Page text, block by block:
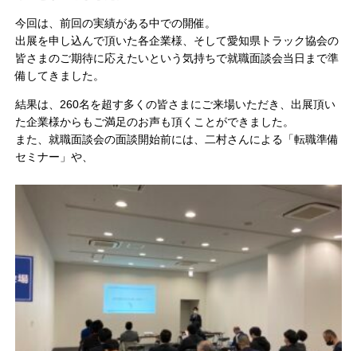
今回は、前回の実績がある中での開催。
出展を申し込んで頂いた各企業様、そして愛知県トラック協会の
皆さまのご期待に応えたいという気持ちで就職面談会当日まで準
備してきました。
結果は、260名を超す多くの皆さまにご来場いただき、出展頂い
た企業様からもご満足のお声も頂くことができました。
また、就職面談会の面談開始前には、二村さんによる「転職準備
セミナー」や、